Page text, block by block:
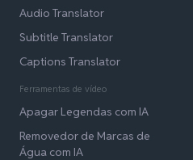
Audio Translator
Subtitle Translator
Captions Translator
Ferramentas de vídeo
Apagar Legendas com IA
Removedor de Marcas de
Água com IA